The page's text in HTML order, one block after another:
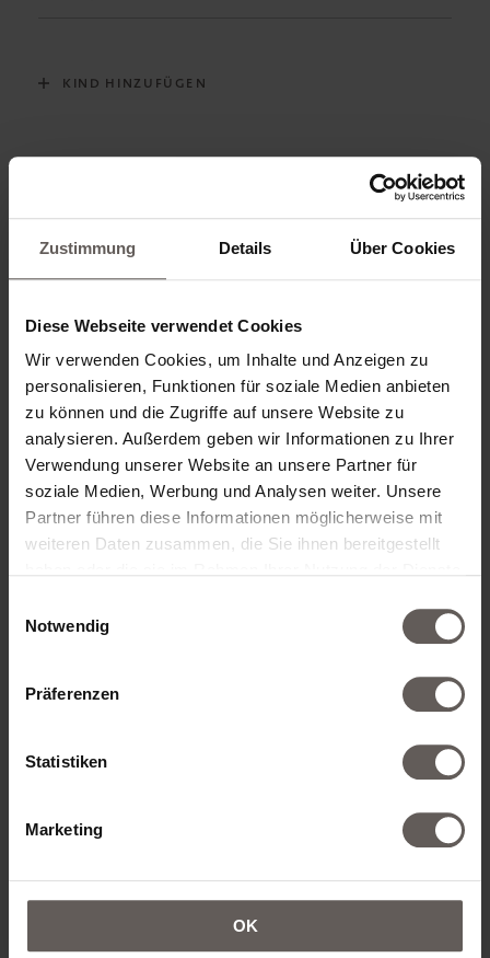
Zustimmung Details Über Cookies
Diese Webseite verwendet Cookies
Wir verwenden Cookies, um Inhalte und Anzeigen zu
personalisieren, Funktionen für soziale Medien anbieten
zu können und die Zugriffe auf unsere Website zu
analysieren. Außerdem geben wir Informationen zu Ihrer
Verwendung unserer Website an unsere Partner für
soziale Medien, Werbung und Analysen weiter. Unsere
Partner führen diese Informationen möglicherweise mit
weiteren Daten zusammen, die Sie ihnen bereitgestellt
Notwendig
Präferenzen
Statistiken
Marketing
OK
KIND HINZUFÜGEN
ZIMMERKATEGORIE*
ZIMMER HINZUFÜGEN
KONTAKTDATEN
ANREDE*